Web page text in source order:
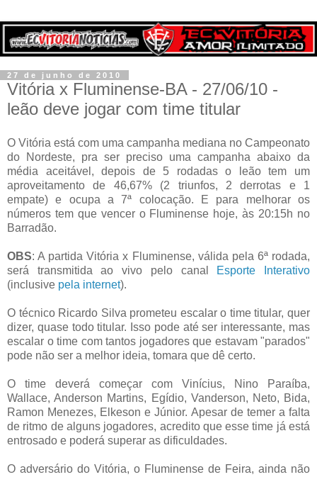
27 de junho de 2010
Vitória x Fluminense-BA - 27/06/10 -
leão deve jogar com time titular
O Vitória está com uma campanha mediana no Campeonato
do Nordeste, pra ser preciso uma campanha abaixo da
média aceitável, depois de 5 rodadas o leão tem um
aproveitamento de 46,67% (2 triunfos, 2 derrotas e 1
empate) e ocupa a 7ª colocação. E para melhorar os
números tem que vencer o Fluminense hoje, às 20:15h no
Barradão.
OBS: A partida Vitória x Fluminense, válida pela 6ª rodada,
será transmitida ao vivo pelo canal
Esporte Interativo
(inclusive pela internet).
O técnico Ricardo Silva prometeu escalar o time titular, quer
dizer, quase todo titular. Isso pode até ser interessante, mas
escalar o time com tantos jogadores que estavam "parados"
pode não ser a melhor ideia, tomara que dê certo.
O time deverá começar com Vinícius, Nino Paraíba,
Wallace, Anderson Martins, Egídio, Vanderson, Neto, Bida,
Ramon Menezes, Elkeson e Júnior. Apesar de temer a falta
de ritmo de alguns jogadores, acredito que esse time já está
entrosado e poderá superar as dificuldades.
O adversário do Vitória, o Fluminense de Feira, ainda não